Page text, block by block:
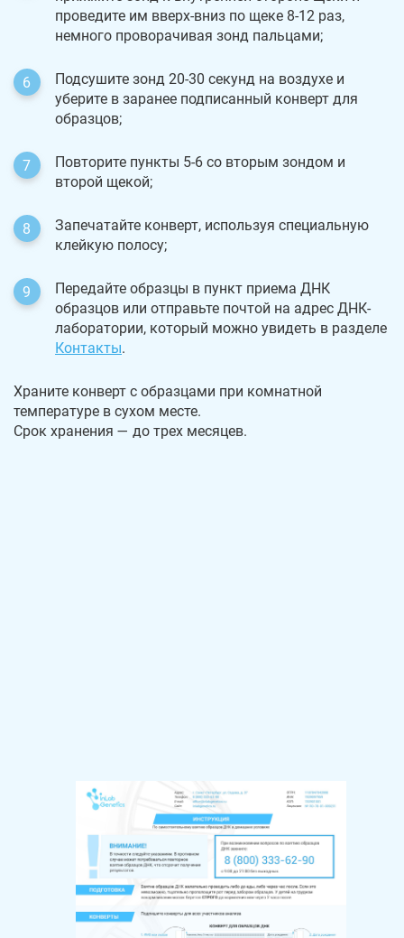
проведите им вверх-вниз по щеке 8-12 раз,
немного проворачивая зонд пальцами;
Подсушите зонд 20-30 секунд на воздухе и
уберите в заранее подписанный конверт для
образцов;
Повторите пункты 5-6 со вторым зондом и
второй щекой;
Запечатайте конверт, используя специальную
клейкую полосу;
Передайте образцы в пункт приема ДНК
образцов или отправьте почтой на адрес ДНК-
лаборатории, который можно увидеть в разделе
Контакты.
Храните конверт с образцами при комнатной
температуре в сухом месте.
Срок хранения — до трех месяцев.